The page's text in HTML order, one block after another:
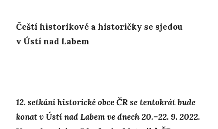
Čeští historikové a historičky se sjedou
v Ústí nad Labem
12. setkání historické obce ČR se tentokrát bude
konat v Ústí nad Labem ve dnech 20.–22. 9. 2022.